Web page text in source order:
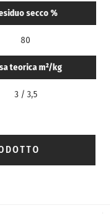
secco %
80
teorica m²/kg
3 / 3,5